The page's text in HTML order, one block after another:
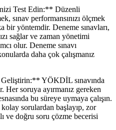
Test Edin:** Düzenli
sınav performansınızı ölçmek
yöntemdir. Deneme sınavları,
sağlar ve zaman yönetimi
olur. Deneme sınavı
daha çok çalışmanız
YÖKDİL sınavında
Her soruya ayırmanız gereken
bu süreye uymaya çalışın.
sorulardan başlayıp, zor
ve doğru soru çözme becerisi